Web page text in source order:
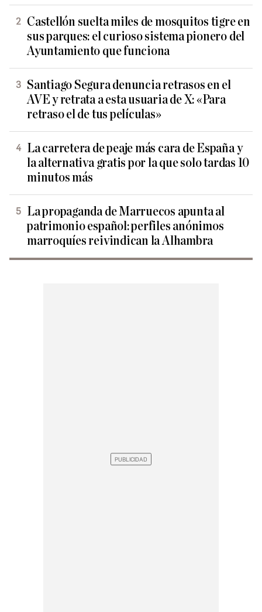
Castellón suelta miles de mosquitos tigre en
sus parques: el curioso sistema pionero del
Ayuntamiento que funciona
Santiago Segura denuncia retrasos en el
AVE y retrata a esta usuaria de X: «Para
retraso el de tus películas»
La carretera de peaje más cara de España y
la alternativa gratis por la que solo tardas 10
minutos más
La propaganda de Marruecos apunta al
patrimonio español: perfiles anónimos
marroquíes reivindican la Alhambra